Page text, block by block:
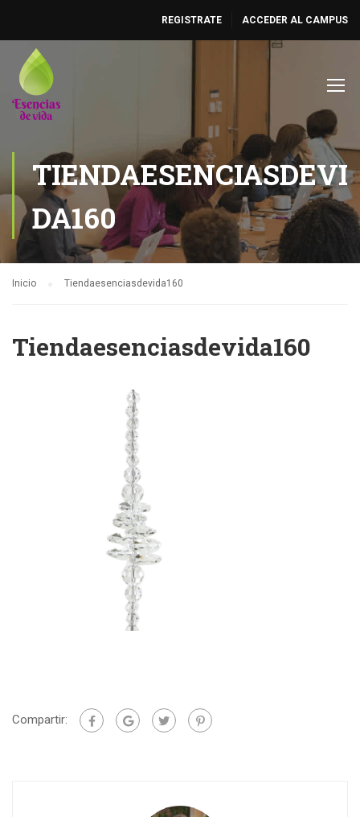
REGISTRATE ACCEDER AL CAMPUS
TIENDAESENCIASDEVI
DA160
Inicio Tiendaesenciasdevida160
Tiendaesenciasdevida160
Compartir: